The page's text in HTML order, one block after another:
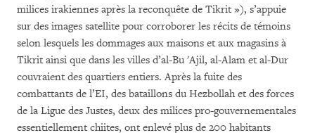
milices irakiennes après la reconquête de Tikrit »), s’appuie
sur des images satellite pour corroborer les récits de témoins
selon lesquels les dommages aux maisons et aux magasins à
Tikrit ainsi que dans les villes d’al-Bu 'Ajil, al-Alam et al-Dur
couvraient des quartiers entiers. Après la fuite des
combattants de l’EI, des bataillons du Hezbollah et des forces
de la Ligue des Justes, deux des milices pro-gouvernementales
essentiellement chiites, ont enlevé plus de 200 habitants